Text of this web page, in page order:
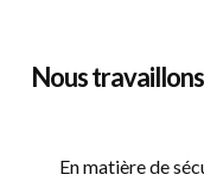
Nous
En matière de